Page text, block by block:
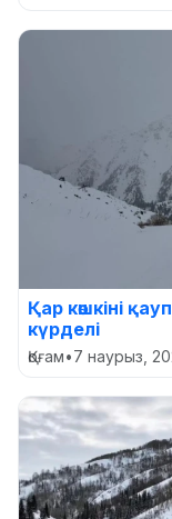
Қар көшкіні
күрделі
Қоғам•7 наурыз,